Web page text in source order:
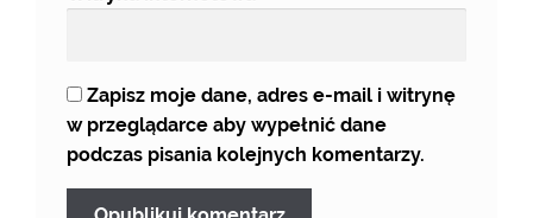
Zapisz moje dane, adres e-mail i witrynę
w przeglądarce aby wypełnić dane
podczas pisania kolejnych komentarzy.